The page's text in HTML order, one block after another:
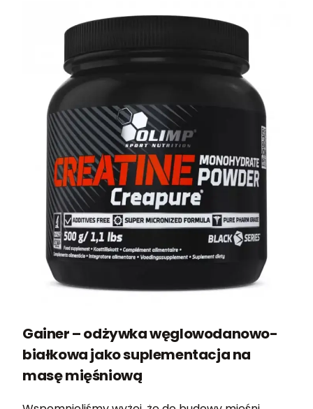
Gainer – odżywka węglowodanowo-
białkowa jako suplementacja na
masę mięśniową